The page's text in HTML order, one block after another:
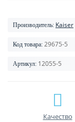
Производитель: Kaiser
Код товара: 29675-5
Артикул: 12055-5
Качество